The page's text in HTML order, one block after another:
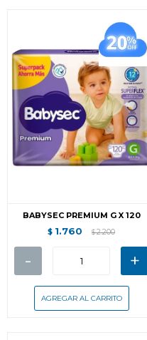
BABYSEC PREMIUM G X 120
$ 1.760 $ 2.200
- +